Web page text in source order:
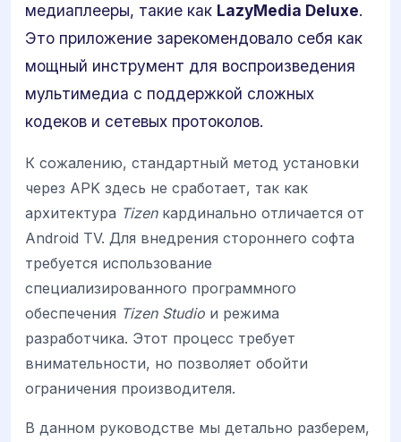
медиаплееры, такие как LazyMedia Deluxe.
Это приложение зарекомендовало себя как
мощный инструмент для воспроизведения
мультимедиа с поддержкой сложных
кодеков и сетевых протоколов.
К сожалению, стандартный метод установки
через APK здесь не сработает, так как
архитектура Tizenкардинально отличается от
Android TV. Для внедрения стороннего софта
требуется использование
специализированного программного
обеспечения Tizen Studio и режима
разработчика. Этот процесс требует
внимательности, но позволяет обойти
ограничения производителя.
В данном руководстве мы детально разберем,